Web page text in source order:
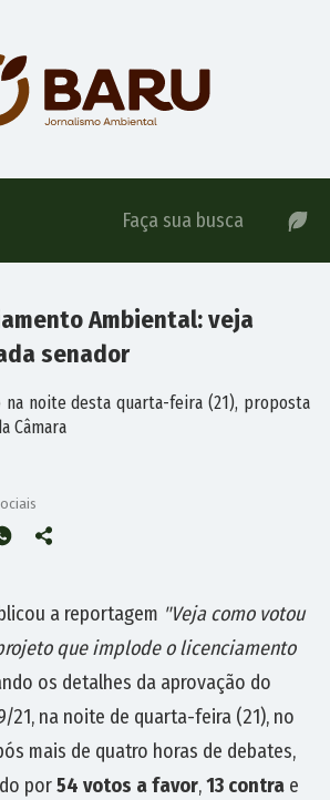
Ambiental: veja
senador
na noite desta quarta-feira (21), proposta
Câmara
a reportagem "Veja como votou
que implode o licenciamento
os detalhes da aprovação do
21, na noite de quarta-feira (21), no
mais de quatro horas de debates,
por54 votos a favor,13 contra e